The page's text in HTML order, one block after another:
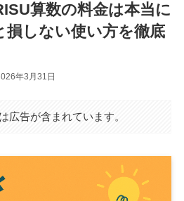
算数の料金は本当に
損しない使い方を徹底
年3月31日
広告が含まれています。